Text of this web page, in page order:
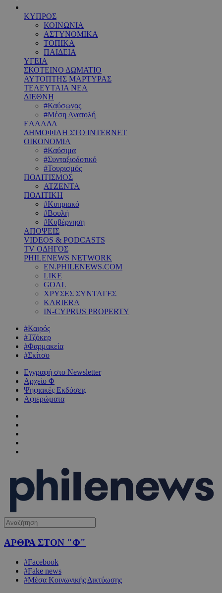
ΚΥΠΡΟΣ
ΚΟΙΝΩΝΙΑ
ΑΣΤΥΝΟΜΙΚΑ
ΤΟΠΙΚΑ
ΠΑΙΔΕΙΑ
ΥΓΕΙΑ
ΣΚΟΤΕΙΝΟ ΔΩΜΑΤΙΟ
ΑΥΤΟΠΤΗΣ ΜΑΡΤΥΡΑΣ
ΤΕΛΕΥΤΑΙΑ ΝΕΑ
ΔΙΕΘΝΗ
#Καύσωνας
#Μέση Ανατολή
ΕΛΛΑΔΑ
ΔΗΜΟΦΙΛΗ ΣΤΟ INTERNET
ΟΙΚΟΝΟΜΙΑ
#Καύσιμα
#Συνταξιοδοτικό
#Τουρισμός
ΠΟΛΙΤΙΣΜΟΣ
ΑΤΖΕΝΤΑ
ΠΟΛΙΤΙΚΗ
#Κυπριακό
#Βουλή
#Κυβέρνηση
ΑΠΟΨΕΙΣ
VIDEOS & PODCASTS
TV ΟΔΗΓΟΣ
PHILENEWS NETWORK
EN.PHILENEWS.COM
LIKE
GOAL
ΧΡΥΣΕΣ ΣΥΝΤΑΓΕΣ
KARIERA
IN-CYPRUS PROPERTY
#Καιρός
#Τζόκερ
#Φαρμακεία
#Σκίτσο
Εγγραφή στο Newsletter
Αρχείο Φ
Ψηφιακές Εκδόσεις
Αφιερώματα
ΑΡΘΡΑ ΣΤΟΝ "Φ"
#Facebook
#Fake news
#Μέσα Κοινωνικής Δικτύωσης